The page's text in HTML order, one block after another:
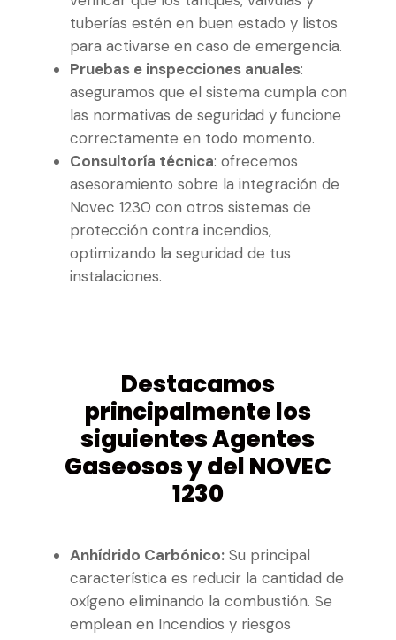
tuberías estén en buen estado y listos
para activarse en caso de emergencia.
Pruebas e inspecciones anuales:
aseguramos que el sistema cumpla con
las normativas de seguridad y funcione
correctamente en todo momento.
Consultoría técnica: ofrecemos
asesoramiento sobre la integración de
Novec 1230 con otros sistemas de
protección contra incendios,
optimizando la seguridad de tus
instalaciones.
Destacamos
principalmente los
siguientes Agentes
Gaseosos y del NOVEC
1230
Anhídrido Carbónico:Su principal
característica es reducir la cantidad de
oxígeno eliminando la combustión. Se
emplean en Incendios y riesgos